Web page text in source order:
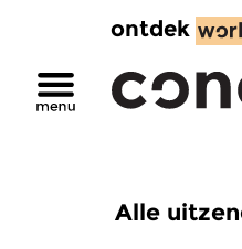
ontdek
Alle